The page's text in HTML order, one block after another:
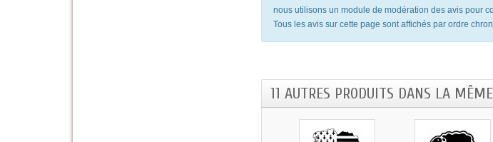
nous utilisons un module de modération des avis pour
Tous les avis sur cette page sont affichés par ordre
11 AUTRES PRODUITS DANS LA